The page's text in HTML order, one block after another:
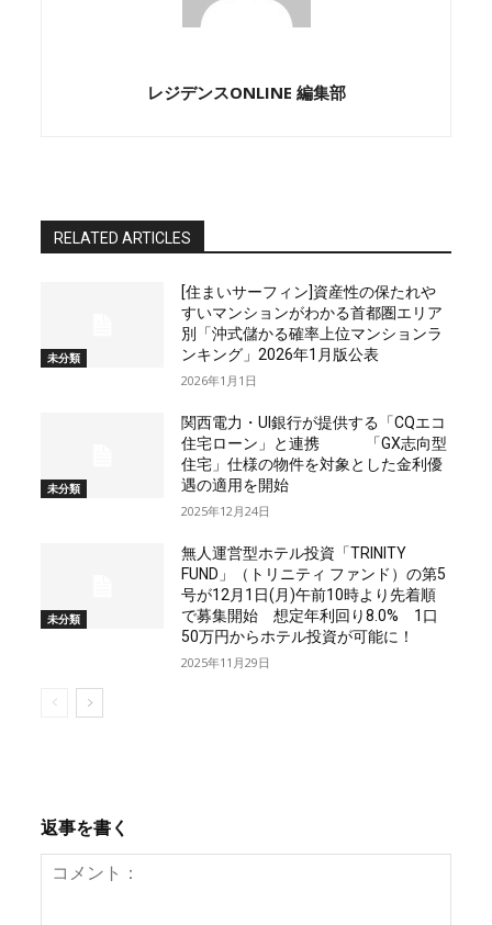
レジデンスONLINE 編集部
RELATED ARTICLES
未分類
[住まいサーフィン]資産性の保たれや
すいマンションがわかる首都圏エリア
別「沖式儲かる確率上位マンションラ
ンキング」2026年1月版公表
2026年1月1日
未分類
関西電力・UI銀行が提供する「CQエコ
住宅ローン」と連携 「GX志向型
住宅」仕様の物件を対象とした金利優
遇の適用を開始
2025年12月24日
未分類
無人運営型ホテル投資「TRINITY
FUND」（トリニティ ファンド）の第5
号が12月1日(月)午前10時より先着順
で募集開始 想定年利回り8.0% 1口
50万円からホテル投資が可能に！
2025年11月29日
返事を書く